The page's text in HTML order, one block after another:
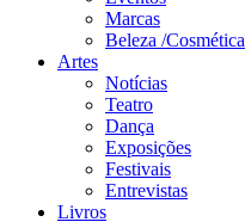
Marcas
Beleza /Cosmética
Artes
Notícias
Teatro
Dança
Exposições
Festivais
Entrevistas
Livros